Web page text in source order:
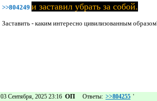
>>804249 и заставил убрать за собой.
Заставить - каким интересно цивилизованным
03 Сентября, 2025 23:16 ОП Ответы: >>804255 '